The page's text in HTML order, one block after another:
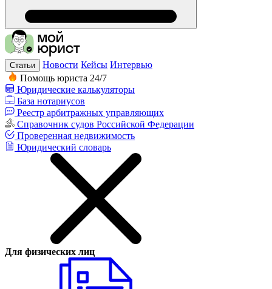
Статьи Новости Кейсы Интервью
Помощь юриста 24/7
Юридические калькуляторы
База нотариусов
Реестр арбитражных управляющих
Справочник судов Российской Федерации
Проверенная недвижимость
Юридический словарь
Для физических лиц